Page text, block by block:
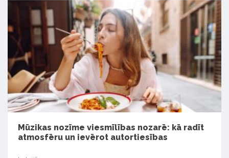
Mūzikas nozīme viesmīlības nozarē: kā radīt
atmosfēru un ievērot autortiesības